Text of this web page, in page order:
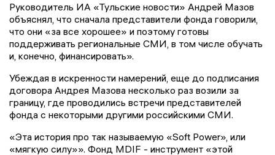
Руководитель ИА «Тульские новости» Андрей Мазов
объяснял, что сначала представители фонда говорили,
что они «за все хорошее» и поэтому готовы
поддерживать региональные СМИ, в том числе обучать
и, конечно, финансировать».
Убеждая в искренности намерений, еще до подписания
договора Андрея Мазова несколько раз возили за
границу, где проводились встречи представителей
фонда с некоторыми другими российскими СМИ.
«Эта история про так называемую «Soft Power», или
«мягкую силу»». Фонд MDIF - инструмент «этой